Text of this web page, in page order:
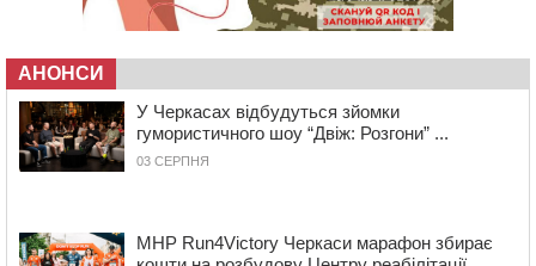
“Це страшна несправедливість”: мати хворого на
СМА 13-річного хлопця із Драбівщини просить
ОВА виділити кошти на дороговартісні ліки
17:15 На Уманщині судитимуть колишню очільницю відділу
освіти через закупівлю електрики за завищеною
ціною
16:40 У Черкасах провели в останню путь двох
16:07
До 1 вересня у Черкасах оновлюють дорожню
розмітку біля навчальних закладів (ФОТОФАКТ)
АНОНСИ
У Черкасах відбудуться зйомки
гумористичного шоу “Двіж: Розгони” ...
03 СЕРПНЯ
MHP Run4Victory Черкаси марафон збирає